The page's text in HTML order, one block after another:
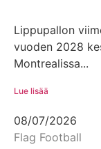
Lippupallon
vuoden 2028
Montrealissa...
Lue lisää
08/07/2026
Flag Football